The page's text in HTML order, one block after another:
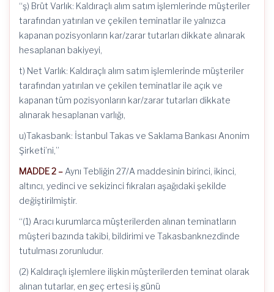
“ş) Brüt Varlık: Kaldıraçlı alım satım işlemlerinde müşteriler
tarafından yatırılan ve çekilen teminatlar ile yalnızca
kapanan pozisyonların kar/zarar tutarları dikkate alınarak
hesaplanan bakiyeyi,
t) Net Varlık: Kaldıraçlı alım satım işlemlerinde müşteriler
tarafından yatırılan ve çekilen teminatlar ile açık ve
kapanan tüm pozisyonların kar/zarar tutarları dikkate
alınarak hesaplanan varlığı,
u)Takasbank: İstanbul Takas ve Saklama Bankası Anonim
Şirketi’ni,”
MADDE 2 – Aynı Tebliğin 27/A maddesinin birinci, ikinci,
altıncı, yedinci ve sekizinci fıkraları aşağıdaki şekilde
değiştirilmiştir.
“(1) Aracı kurumlarca müşterilerden alınan teminatların
müşteri bazında takibi, bildirimi ve Takasbanknezdinde
tutulması zorunludur.
(2) Kaldıraçlı işlemlere ilişkin müşterilerden teminat olarak
alınan tutarlar, en geç ertesi iş günü